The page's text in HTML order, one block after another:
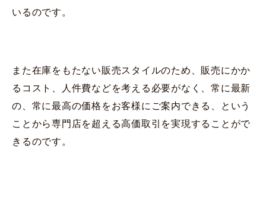
いるのです。
また在庫をもたない販売スタイルのため、販売にかか
るコスト、人件費などを考える必要がなく、常に最新
の、常に最高の価格をお客様にご案内できる、という
ことから専門店を超える高価取引を実現することがで
きるのです。